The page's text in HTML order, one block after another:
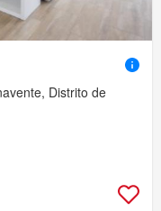
Distrito de